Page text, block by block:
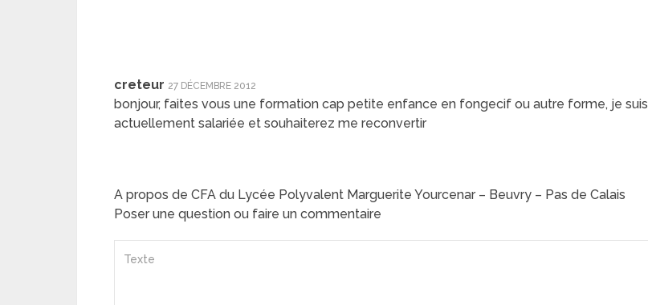
creteur 27 DÉCEMBRE 2012
bonjour, faites vous une formation cap petite enfance en fongecif ou autre forme, je suis
actuellement salariée et souhaiterez me reconvertir
A propos de CFA du Lycée Polyvalent Marguerite Yourcenar – Beuvry – Pas de Calais
Poser une question ou faire un commentaire